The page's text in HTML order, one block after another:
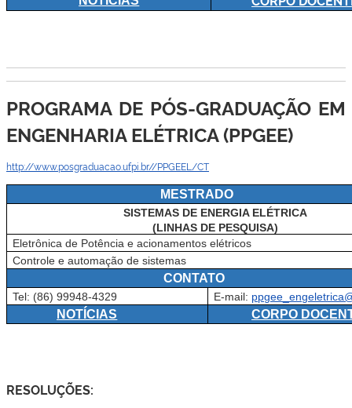
PROGRAMA DE PÓS-GRADUAÇÃO EM
ENGENHARIA ELÉTRICA (PPGEE)
http://www.posgraduacao.ufpi.br//PPGEEL/CT
MESTRADO
SISTEMAS DE ENERGIA ELÉTRICA
(LINHAS DE PESQUISA)
Eletrônica de Potência e acionamentos elétricos
Controle e automação de sistemas
CONTATO
Tel: (86) 99948-4329 E-mail:
NOTÍCIAS CORPO
RESOLUÇÕES: